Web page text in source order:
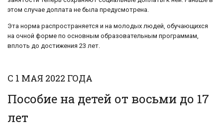
этом случае доплата не была предусмотрена.
Эта норма распространяется и на молодых людей, обучающихся
на очной форме по основным образовательным программам,
вплоть до достижения 23 лет.
С 1 МАЯ 2022 ГОДА
Пособие на детей от восьми до 17
лет